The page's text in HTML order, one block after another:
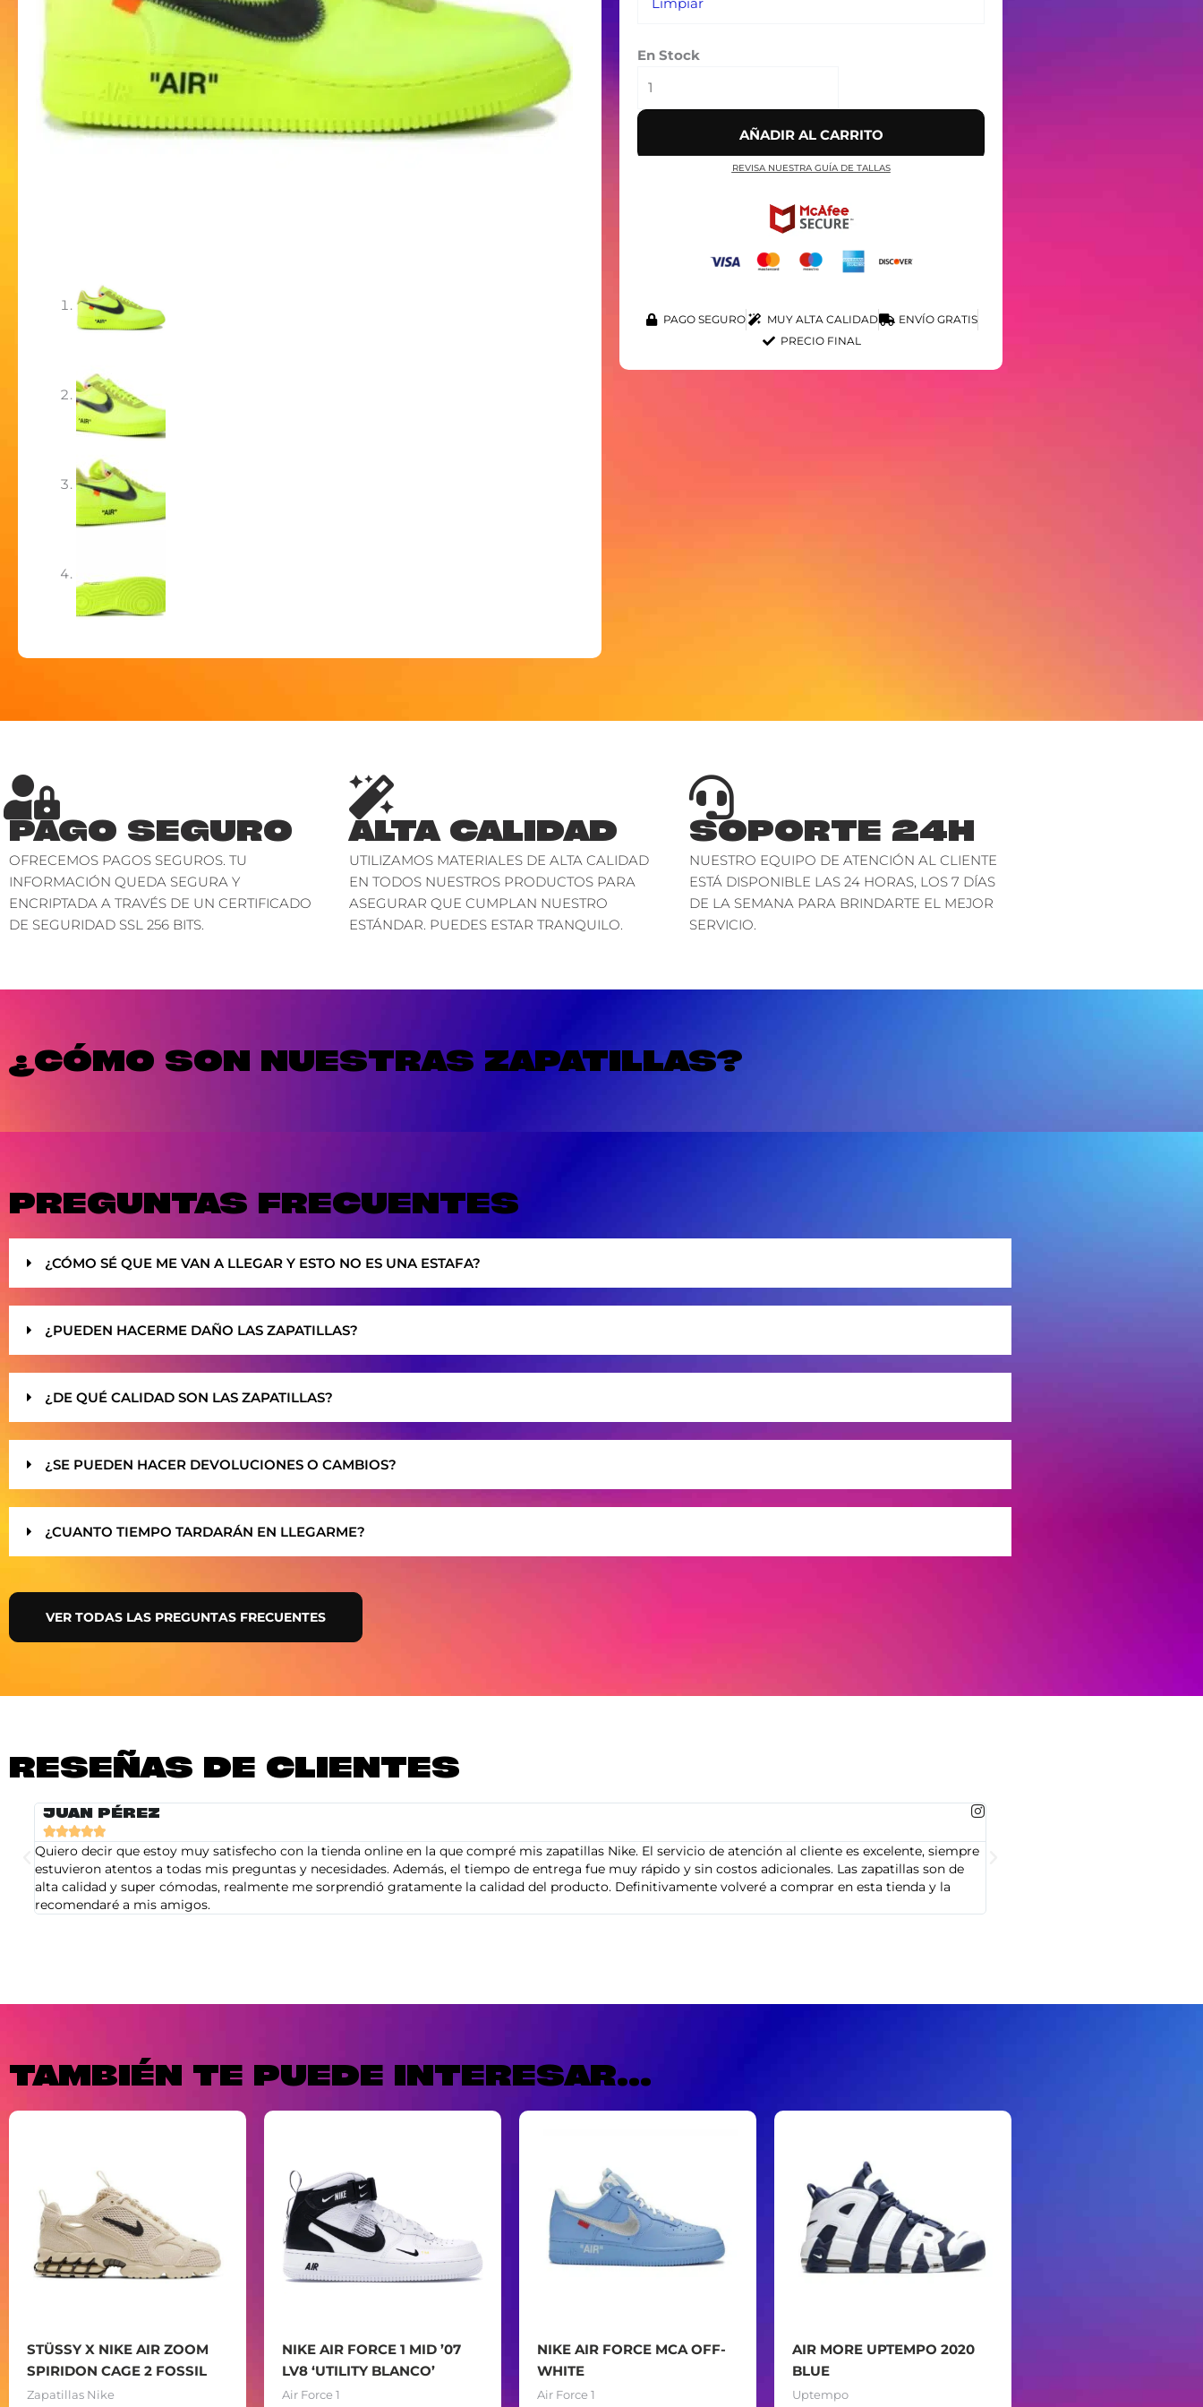
En Stock
AÑADIR AL CARRITO
REVISA NUESTRA GUÍA DE TALLAS
PAGO SEGURO MUY ALTA CALIDAD
ENVÍO GRATIS
PRECIO FINAL
PAGO SEGURO
OFRECEMOS PAGOS SEGUROS. TU
INFORMACIÓN QUEDA SEGURA Y
ENCRIPTADA A TRAVÉS DE UN CERTIFICADO
DE SEGURIDAD SSL 256 BITS.
ALTA CALIDAD
UTILIZAMOS MATERIALES DE ALTA CALIDAD
EN TODOS NUESTROS PRODUCTOS PARA
ASEGURAR QUE CUMPLAN NUESTRO
ESTÁNDAR. PUEDES ESTAR TRANQUILO.
SOPORTE 24H
NUESTRO EQUIPO DE ATENCIÓN AL CLIENTE
ESTÁ DISPONIBLE LAS 24 HORAS, LOS 7 DÍAS
DE LA SEMANA PARA BRINDARTE EL MEJOR
SERVICIO.
¿CÓMO SON NUESTRAS ZAPATILLAS?
PREGUNTAS FRECUENTES
¿CÓMO SÉ QUE ME VAN A LLEGAR Y ESTO NO ES UNA ESTAFA?
¿PUEDEN HACERME DAÑO LAS ZAPATILLAS?
¿DE QUÉ CALIDAD SON LAS ZAPATILLAS?
¿SE PUEDEN HACER DEVOLUCIONES O CAMBIOS?
¿CUANTO TIEMPO TARDARÁN EN LLEGARME?
VER TODAS LAS PREGUNTAS FRECUENTES
RESEÑAS DE CLIENTES
JUAN PÉREZ

Quiero decir que estoy muy satisfecho con la tienda online en la que compré mis zapatillas Nike. El servicio de atención al cliente es excelente, siempre
estuvieron atentos a todas mis preguntas y necesidades. Además, el tiempo de entrega fue muy rápido y sin costos adicionales. Las zapatillas son de
alta calidad y super cómodas, realmente me sorprendió gratamente la calidad del producto. Definitivamente volveré a comprar en esta tienda y la
recomendaré a mis amigos.
TAMBIÉN TE PUEDE INTERESAR...
STÜSSY X NIKE AIR ZOOM
SPIRIDON CAGE 2 FOSSIL
Zapatillas Nike
NIKE AIR FORCE 1 MID ’07
LV8 ‘UTILITY BLANCO’
Air Force 1
NIKE AIR FORCE MCA OFF-
WHITE
Air Force 1
AIR MORE UPTEMPO 2020
BLUE
Uptempo